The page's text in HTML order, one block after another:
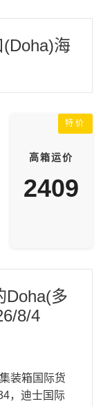
海
特价
高箱运价
2409
Doha(多
8/4
装箱国际货
，迪士国际